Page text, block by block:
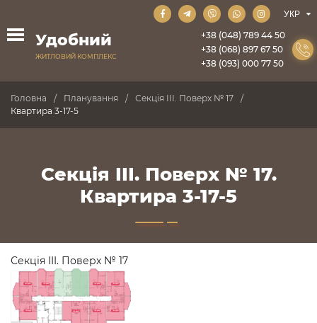
Удобний
ЖИТЛОВИЙ КОМПЛЕКС
+38 (048) 789 44 50
+38 (068) 897 67 50
+38 (093) 000 77 50
Головна Планування
Секція III. Поверх № 17
Квартира 3-17-5
Секція III. Поверх № 17.
Квартира 3-17-5
Секція III. Поверх № 17
ПРОДАНО
ПРОДАНО ПРОДАНО ПРОДАНО ПРОДАНО
ПРОДАНО
ПРОДАНО
ПРОДАНО